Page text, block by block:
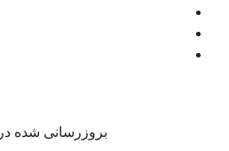
بروزرسانی شده در 18 مهر 1403 در 11:40 ق.ظ